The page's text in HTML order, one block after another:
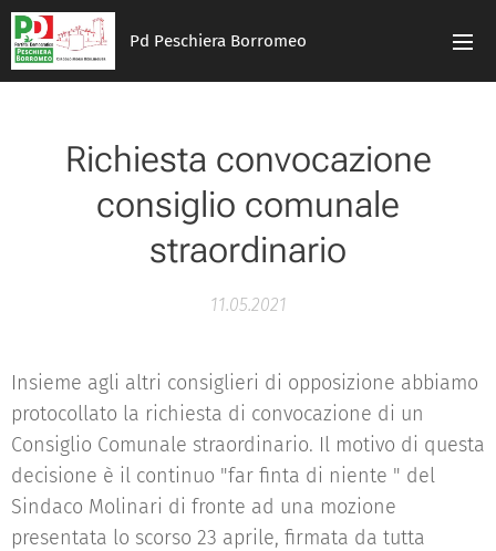
Pd Peschiera Borromeo
Richiesta convocazione
consiglio comunale
straordinario
11.05.2021
Insieme agli altri consiglieri di opposizione abbiamo
protocollato la richiesta di convocazione di un
Consiglio Comunale straordinario. Il motivo di questa
decisione è il continuo "far finta di niente " del
Sindaco Molinari di fronte ad una mozione
presentata lo scorso 23 aprile, firmata da tutta